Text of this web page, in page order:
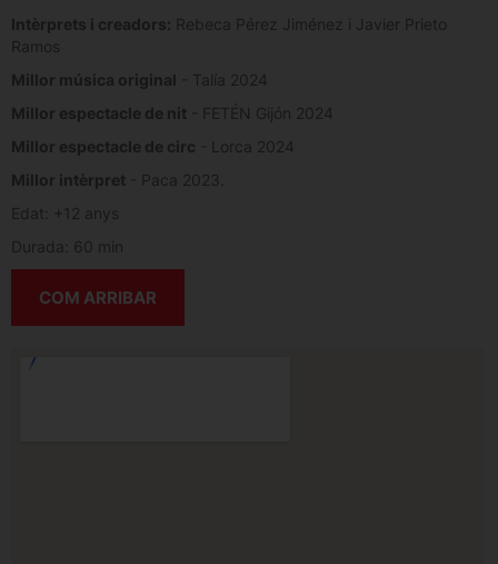
Intèrprets i creadors: Rebeca Pérez Jiménez i Javier Prieto
Ramos
Millor música original - Talía 2024
Millor espectacle de nit - FETÉN Gijón 2024
Millor espectacle de circ - Lorca 2024
Millor intèrpret - Paca 2023.
Edat: +12 anys
Durada: 60 min
COM ARRIBAR